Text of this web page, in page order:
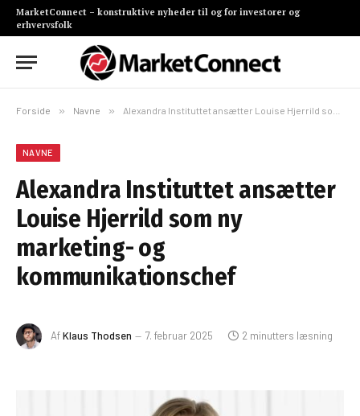
MarketConnect – konstruktive nyheder til og for investorer og
erhvervsfolk
Forside » Navne » Alexandra Instituttet ansætter Louise Hjerrild som ny marketing- og kommunikationschef
NAVNE
Alexandra Instituttet ansætter
Louise Hjerrild som ny
marketing- og
kommunikationschef
AfKlaus Thodsen 7. februar 2025 2 minutters læsning